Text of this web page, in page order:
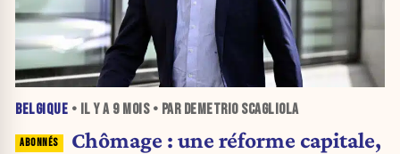
BELGIQUE • IL Y A 9 MOIS• PAR DEMETRIO SCAGLIOLA
Chômage : une réforme capitale,